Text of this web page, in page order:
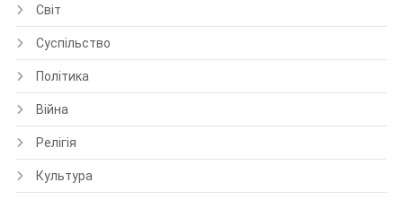
Світ
Суспільство
Політика
Війна
Релігія
Культура